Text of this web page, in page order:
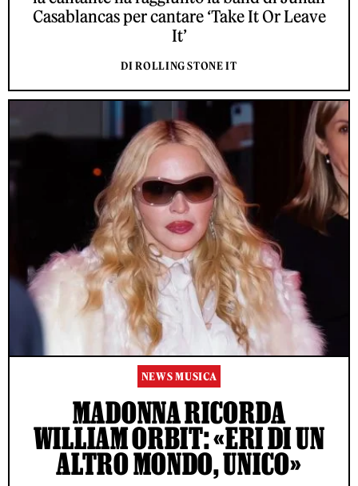
Casablancas per cantare ‘Take It Or Leave
It’
DI ROLLING STONE IT
NEWS MUSICA
MADONNA RICORDA
WILLIAM ORBIT: «ERI DI UN
ALTRO MONDO, UNICO»